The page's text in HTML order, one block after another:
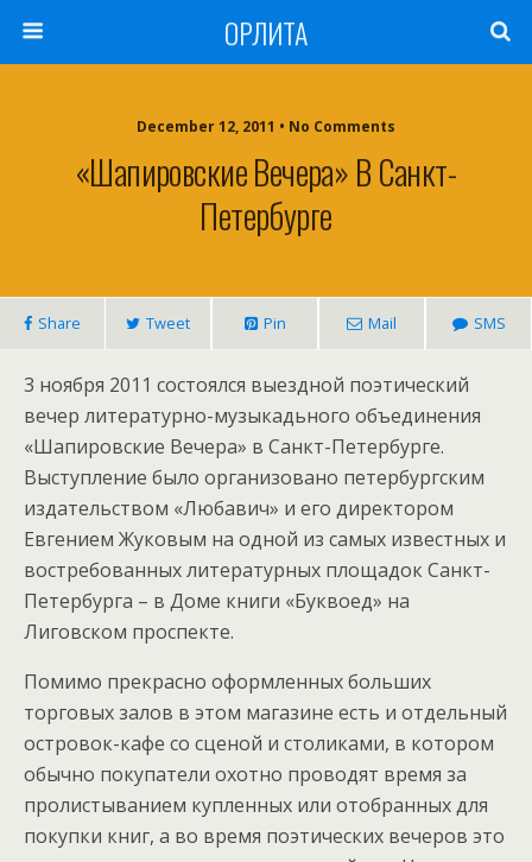
ОРЛИТА
December 12, 2011 • No Comments
«Шапировские Вечера» В Санкт-
Петербурге
Share Tweet Pin Mail SMS
3 ноября 2011 состоялся выездной поэтический
вечер литературно-музыкадьного объединения
«Шапировские Вечера» в Санкт-Петербурге.
Выступление было организовано петербургским
издательством «Любавич» и его директором
Евгением Жуковым на одной из самых известных и
востребованных литературных площадок Санкт-
Петербурга – в Доме книги «Буквоед» на
Лиговском проспекте.
Помимо прекрасно оформленных больших
торговых залов в этом магазине есть и отдельный
островок-кафе со сценой и столиками, в котором
обычно покупатели охотно проводят время за
пролистыванием купленных или отобранных для
покупки книг, а во время поэтических вечеров это